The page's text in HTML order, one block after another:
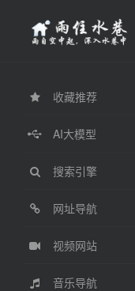
收藏推荐
AI大模型
搜索引擎
网址导航
视频网站
音乐导航